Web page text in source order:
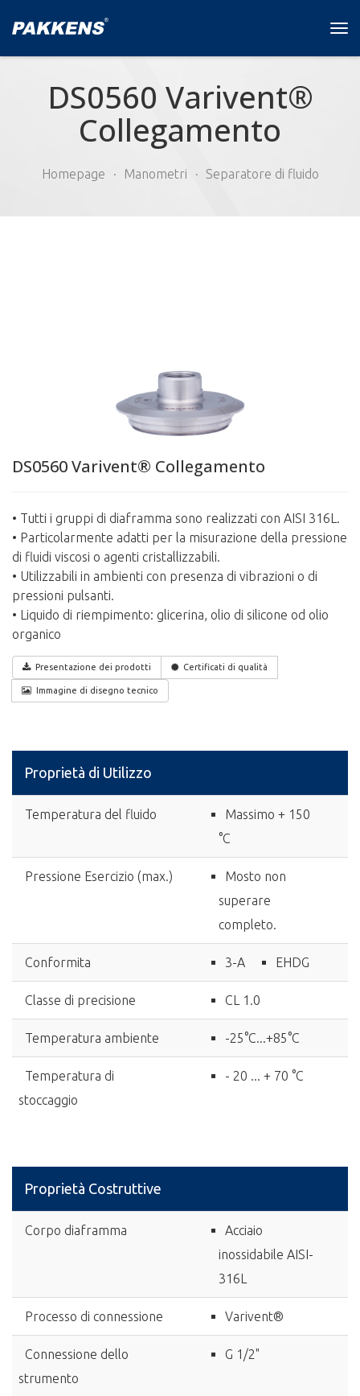
DS0560 Varivent®
Collegamento
Homepage Manometri Separatore di fluido
DS0560 Varivent® Collegamento
• Tutti i gruppi di diaframma sono realizzati con AISI 316L.
• Particolarmente adatti per la misurazione della pressione
di fluidi viscosi o agenti cristallizzabili.
• Utilizzabili in ambienti con presenza di vibrazioni o di
pressioni pulsanti.
• Liquido di riempimento: glicerina, olio di silicone od olio
organico
Presentazione dei prodotti Certificati di qualità
Immagine di disegno tecnico
Proprietà di Utilizzo
Temperatura del fluido
Massimo + 150
°C
Pressione Esercizio (max.)
Mosto non
superare
completo.
Conformita 3-A EHDG
Classe di precisione CL 1.0
Temperatura ambiente -25°C...+85°C
Temperatura di
stoccaggio
- 20 ... + 70 °C
Proprietà Costruttive
Corpo diaframma
Acciaio
inossidabile AISI-
316L
Processo di connessione Varivent®
Connessione dello
strumento
G 1/2"